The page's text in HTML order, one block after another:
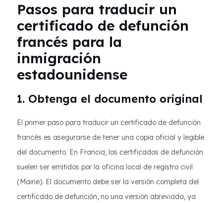
Pasos para traducir un
certificado de defunción
francés para la
inmigración
estadounidense
1. Obtenga el documento original
El primer paso para traducir un certificado de defunción
francés es asegurarse de tener una copia oficial y legible
del documento. En Francia, los certificados de defunción
suelen ser emitidos por la oficina local de registro civil
(Mairie). El documento debe ser la versión completa del
certificado de defunción, no una versión abreviada, ya